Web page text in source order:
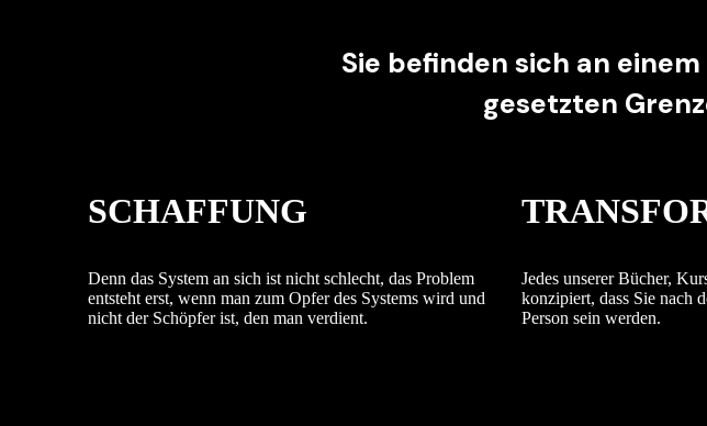
Sie befinden sich an
gesetzten
SCHAFFUNG
Denn das System an sich ist nicht schlecht, das Problem
entsteht erst, wenn man zum Opfer des Systems wird und
nicht der Schöpfer ist, den man verdient.
Jedes unserer Bücher,
konzipiert, dass Sie nach
Person sein werden.